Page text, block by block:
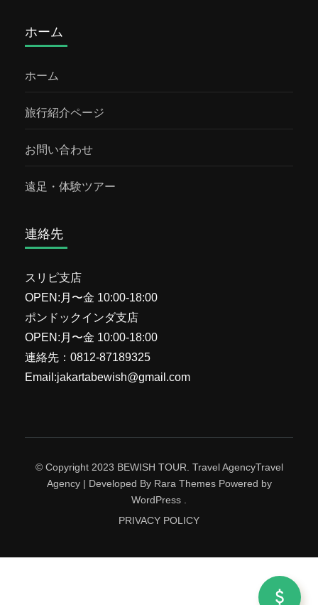
ホーム
ホーム
旅行紹介ページ
お問い合わせ
遠足・体験ツアー
連絡先
スリピ支店
OPEN:月〜金 10:00-18:00
ポンドックインダ支店
OPEN:月〜金 10:00-18:00
連絡先：0812-87189325
Email:jakartabewish@gmail.com
© Copyright 2023 BEWISH TOUR. Travel AgencyTravel
Agency | Developed By Rara ThemesPowered by
WordPress
PRIVACY POLICY